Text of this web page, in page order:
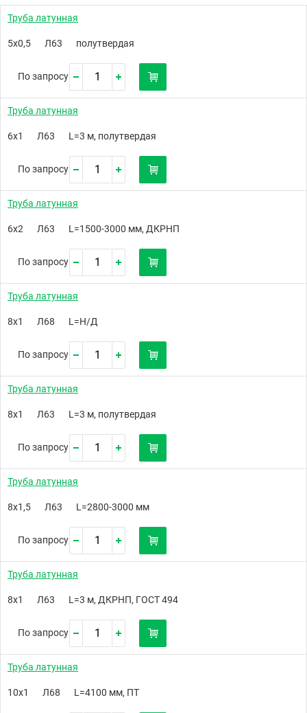
Труба латунная
5х0,5 Л63 полутвердая
По запросу
Труба латунная
6х1 Л63 L=3 м, полутвердая
По запросу
Труба латунная
6х2 Л63 L=1500-3000 мм, ДКРНП
По запросу
Труба латунная
8х1 Л68 L=Н/Д
По запросу
Труба латунная
8х1 Л63 L=3 м, полутвердая
По запросу
Труба латунная
8х1,5 Л63 L=2800-3000 мм
По запросу
Труба латунная
8х1 Л63 L=3 м, ДКРНП, ГОСТ 494
По запросу
Труба латунная
10х1 Л68 L=4100 мм, ПТ